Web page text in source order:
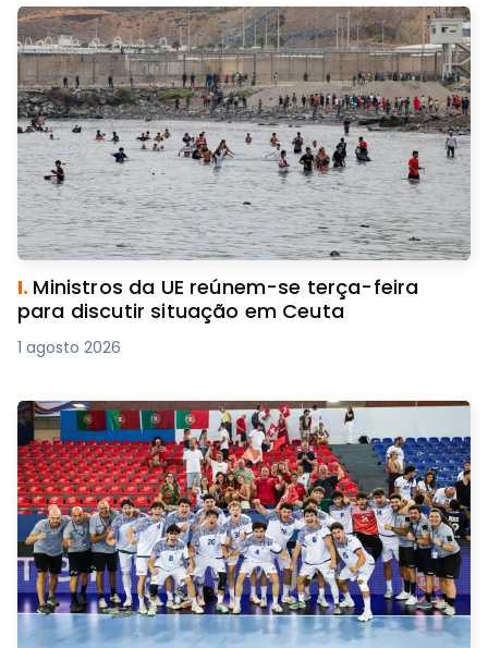
I. Ministros da UE reúnem-se terça-feira
para discutir situação em Ceuta
1 agosto 2026